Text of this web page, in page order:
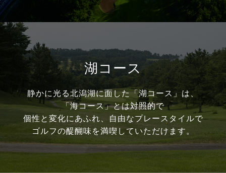
湖コース
静かに光る北潟湖に面した「湖コース」は、
「海コース」とは対照的で
個性と変化にあふれ、自由なプレースタイルで
ゴルフの醍醐味を満喫していただけます。